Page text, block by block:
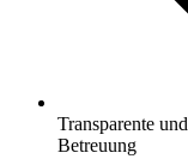
Transparente
Betreuung